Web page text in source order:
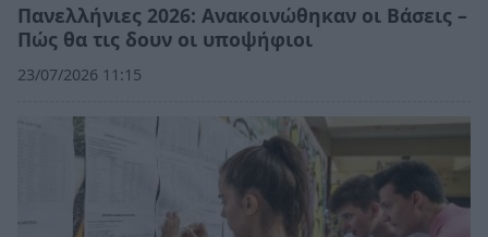
Πανελλήνιες 2026: Ανακοινώθηκαν οι Βάσεις –
Πώς θα τις δουν οι υποψήφιοι
23/07/2026 11:15